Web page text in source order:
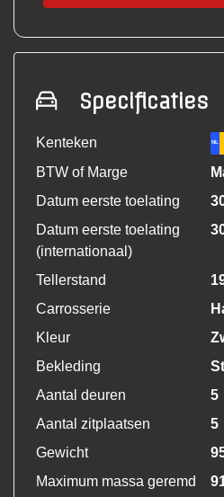
Specificaties
Kenteken NL
BTW of Marge
Datum eerste toelating
Datum eerste toelating
(internationaal)
Tellerstand
Carrosserie
Kleur
Bekleding
Aantal deuren
5
Aantal zitplaatsen
5
Gewicht
Maximum massa geremd